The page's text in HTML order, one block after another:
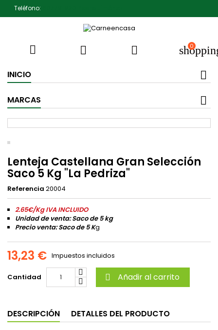
Teléfono:
   0
INICIO
MARCAS
Lenteja Castellana Gran Selección
Saco 5 Kg "La Pedriza"
Referencia 20004
2.65€/Kg IVA INCLUIDO
Unidad de venta: Saco de 5 kg
Precio venta: Saco de 5 Kg
13,23 € Impuestos incluidos
Cantidad  Añadir al carrito
DESCRIPCIÓN DETALLES DEL PRODUCTO